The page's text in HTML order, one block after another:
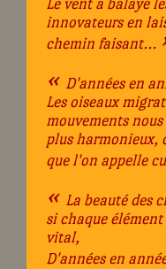
innovateurs en
chemin faisant...
« D'années en
Les oiseaux
mouvements
plus harmonieux,
que l'on appelle
« La beauté des
si chaque
vital,
D'années en